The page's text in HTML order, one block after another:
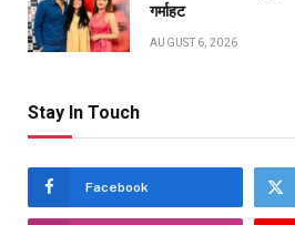
गर्माहट
AUGUST 6, 2026
Stay In Touch
Facebook